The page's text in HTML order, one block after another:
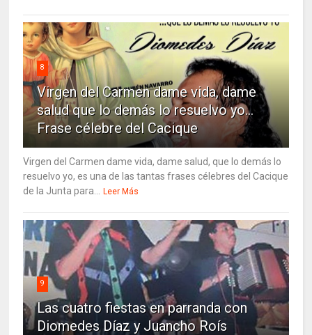
8
Virgen del Carmen dame vida, dame
salud que lo demás lo resuelvo yo…
Frase célebre del Cacique
Virgen del Carmen dame vida, dame salud, que lo demás lo
resuelvo yo, es una de las tantas frases célebres del Cacique
de la Junta para...
Leer Más
9
Las cuatro fiestas en parranda con
Diomedes Díaz y Juancho Roís